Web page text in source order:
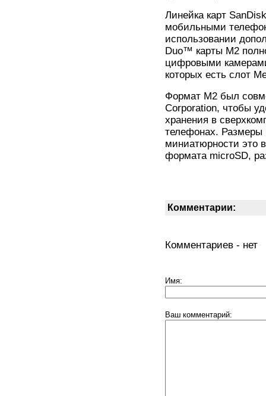
Линейка карт
мобильными
использовании
Duo™ карты M2
цифровыми
которых есть слот
Формат M2 был
Corporation, чтобы
хранения в
телефонах.
миниатюрности это
формата microSD,
Комментарии:
Комментариев - нет
Имя:
Ваш комментарий: